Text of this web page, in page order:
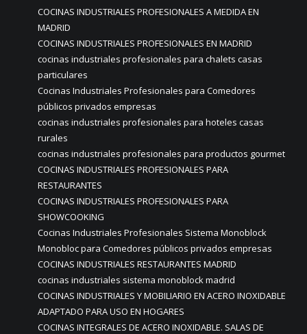
COCINAS INDUSTRIALES PROFESIONALES A MEDIDA EN
MADRID
COCINAS INDUSTRIALES PROFESIONALES EN MADRID
cocinas industriales profesionales para chalets casas
particulares
Cocinas Industriales Profesionales para Comedores
públicos privados empresas
cocinas industriales profesionales para hoteles casas
rurales
cocinas industriales profesionales para productos gourmet
COCINAS INDUSTRIALES PROFESIONALES PARA
RESTAURANTES
COCINAS INDUSTRIALES PROFESIONALES PARA
SHOWCOOKING
Cocinas Industriales Profesionales Sistema Monoblock
Monobloc para Comedores públicos privados empresas
COCINAS INDUSTRIALES RESTAURANTES MADRID
cocinas industriales sistema monoblock madrid
COCINAS INDUSTRIALES Y MOBILIARIO EN ACERO INOXIDABLE
ADAPTADO PARA USO EN HOGARES
COCINAS INTEGRALES DE ACERO INOXIDABLE. SALAS DE